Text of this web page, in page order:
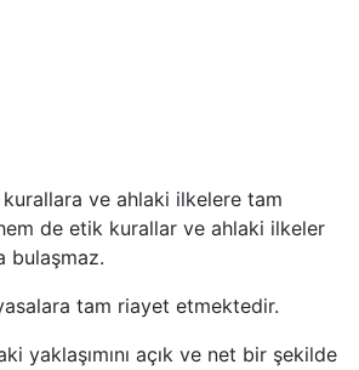
ve ahlaki ilkelere tam
de etik kurallar ve ahlaki ilkeler
bulaşmaz.
tam riayet etmektedir.
yaklaşımını açık ve net bir şekilde